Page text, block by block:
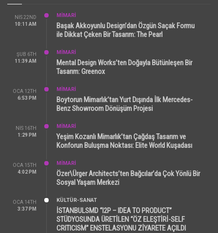
NIS 22ND
10:11 AM
MİMARİ
Başak Akkoyunlu Design’dan Özgün Saçak Formu
ile Dikkat Çeken Bir Tasarım: The Pearl
ŞUB 6TH
11:39 AM
MİMARİ
Mental Design Works’ten Doğayla Bütünleşen Bir
Tasarım: Greenox
OCA 12TH
6:53 PM
MİMARİ
Boytorun Mimarlık’tan Yurt Dışında İlk Mercedes-
Benz Showroom Dönüşüm Projesi
NIS 16TH
1:29 PM
MİMARİ
Yeşim Kozanlı Mimarlık’tan Çağdaş Tasarım ve
Konforun Buluşma Noktası: Elite World Kuşadası
OCA 15TH
4:02 PM
MİMARİ
Özer\Ürger Architects’ten Bağcılar’da Çok Yönlü Bir
Sosyal Yaşam Merkezi
OCA 14TH
3:37 PM
KÜLTÜR-SANAT
İSTANBULSMD “I2P – IDEA TO PRODUCT”
STÜDYOSUNDA ÜRETİLEN “ÖZ ELEŞTİRİ-SELF
CRITICISM” ENSTELASYONU ZİYARETE AÇILDI